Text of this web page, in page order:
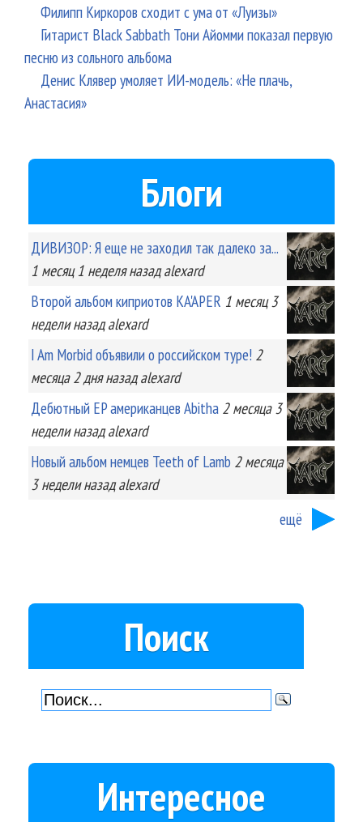
Филипп Киркоров сходит с ума от «Луизы»
Гитарист Black Sabbath Тони Айомми показал первую
песню из сольного альбома
Денис Клявер умоляет ИИ-модель: «Не плачь,
Анастасия»
Блоги
ДИВИЗОР: Я еще не заходил так далеко за...
1 месяц 1 неделяназад alexard
Второй альбом киприотов KA'APER 1 месяц 3
неделиназад alexard
I Am Morbid объявили о российском туре! 2
месяца 2 дняназад alexard
Дебютный EP американцев Abitha 2 месяца 3
неделиназад alexard
Новый альбом немцев Teeth of Lamb 2 месяца
3 неделиназад alexard
ещё
Поиск
Интересное